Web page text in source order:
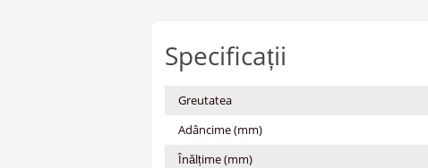
Specificații
Greutatea
Adâncime (mm)
Înălțime (mm)